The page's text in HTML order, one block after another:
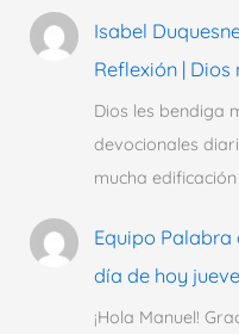
Isabel
Reflexión |
Dios les bendiga
devocionales
mucha
Equipo Palabra
día de hoy
¡Hola Manuel!